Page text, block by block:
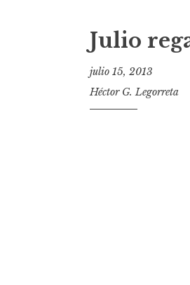
n
t
Julio
julio 15, 2013
Héctor G. Legorreta